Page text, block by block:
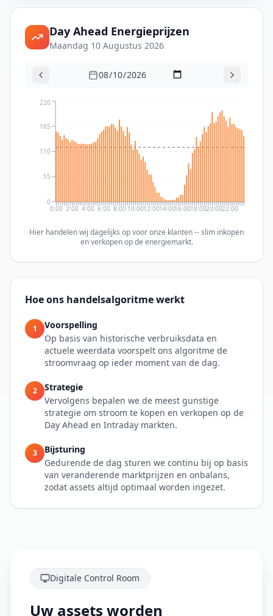
Day Ahead Energieprijzen
Maandag 10 Augustus 2026
0:00 2:00 4:00 6:00 8:00 10:0012:0014:0016:0018:0020:0022:00
0
55
110
165
220
Hier handelen wij dagelijks op voor onze klanten -- slim inkopen
en verkopen op de energiemarkt.
Hoe ons handelsalgoritme werkt
1
Voorspelling
Op basis van historische verbruiksdata en
actuele weerdata voorspelt ons algoritme de
stroomvraag op ieder moment van de dag.
2
Strategie
Vervolgens bepalen we de meest gunstige
strategie om stroom te kopen en verkopen op de
Day Ahead en Intraday markten.
3
Bijsturing
Gedurende de dag sturen we continu bij op basis
van veranderende marktprijzen en onbalans,
zodat assets altijd optimaal worden ingezet.
Digitale Control Room
Uw assets worden